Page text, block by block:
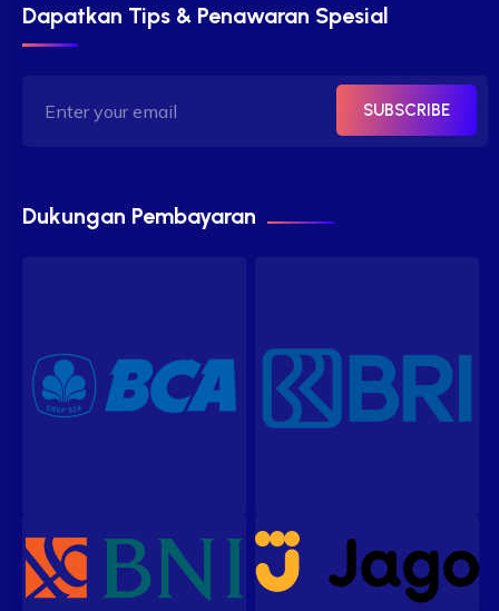
Dapatkan Tips & Penawaran Spesial
SUBSCRIBE
Dukungan Pembayaran